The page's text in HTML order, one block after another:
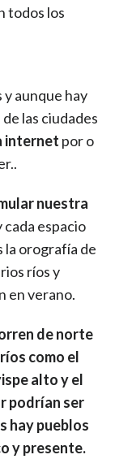
todos los
aunque hay
las ciudades
internet por o
nuestra
cada espacio
la orografía de
ríos y
en verano.
de norte
como el
alto y el
podrían ser
hay pueblos
y presente.